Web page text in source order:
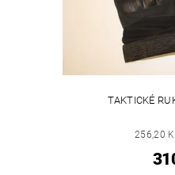
TAKTICKÉ
256,20